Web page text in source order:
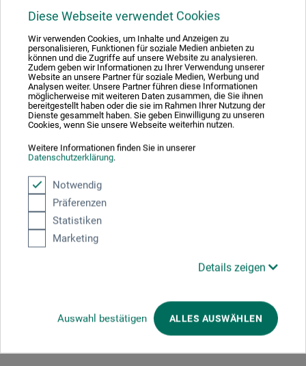
Diese Webseite verwendet Cookies
Wir verwenden Cookies, um Inhalte und Anzeigen zu
personalisieren, Funktionen für soziale Medien anbieten zu
können und die Zugriffe auf unsere Website zu analysieren.
Zudem geben wir Informationen zu Ihrer Verwendung unserer
Website an unsere Partner für soziale Medien, Werbung und
Analysen weiter. Unsere Partner führen diese Informationen
möglicherweise mit weiteren Daten zusammen, die Sie ihnen
bereitgestellt haben oder die sie im Rahmen Ihrer Nutzung der
Dienste gesammelt haben. Sie geben Einwilligung zu unseren
Cookies, wenn Sie unsere Webseite weiterhin nutzen.
Weitere Informationen finden Sie in unserer
Datenschutzerklärung.
Notwendig
Präferenzen
Statistiken
Marketing
Details zeigen
Auswahl bestätigen ALLES AUSWÄHLEN
Hier finden Sie wichtige Dokumente und Dateien zu
diesem Produkt.
Sicherheitsdatenblatt
CH-DE_boesner_Impasto-Gel_BIGx_02-2026.pdf
Produktbewertungen (0)
Schreiben Sie die erste Bewertung zu diesem Produkt
JETZT PRODUKT BEWERTEN